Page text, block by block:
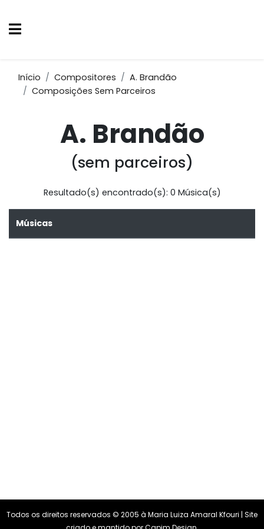
Início Compositores
A. Brandão
Composições Sem Parceiros
A. Brandão
(sem parceiros)
Resultado(s) encontrado(s): 0 Música(s)
Músicas
Todos os direitos reservados © 2005 à Maria Luiza Amaral Kfouri | Site